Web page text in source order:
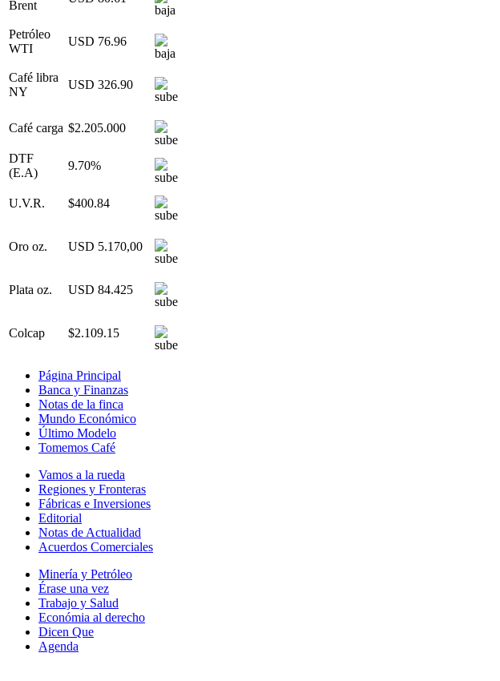
Brent
Petróleo
WTI
USD 76.96
Café libra
NY
USD 326.90
Café carga $2.205.000
DTF
(E.A)
9.70%
U.V.R. $400.84
Oro oz. USD 5.170,00
Plata oz. USD 84.425
Colcap $2.109.15
Página Principal
Banca y Finanzas
Notas de la finca
Mundo Económico
Último Modelo
Tomemos Café
Vamos a la rueda
Regiones y Fronteras
Fábricas e Inversiones
Editorial
Notas de Actualidad
Acuerdos Comerciales
Minería y Petróleo
Érase una vez
Trabajo y Salud
Económia al derecho
Dicen Que
Agenda